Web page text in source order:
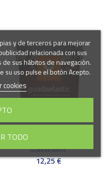
Membrana Híbrida Antigoteras
Guadaelastic
12,25 €
y de terceros para mejorar
relacionada con sus
sus hábitos de navegación.
su uso pulse el botón Acepto.
cookies
TODO